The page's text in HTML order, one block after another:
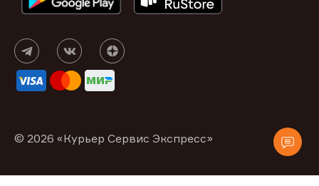
© 2026 «Курьер Сервис Экспресс»